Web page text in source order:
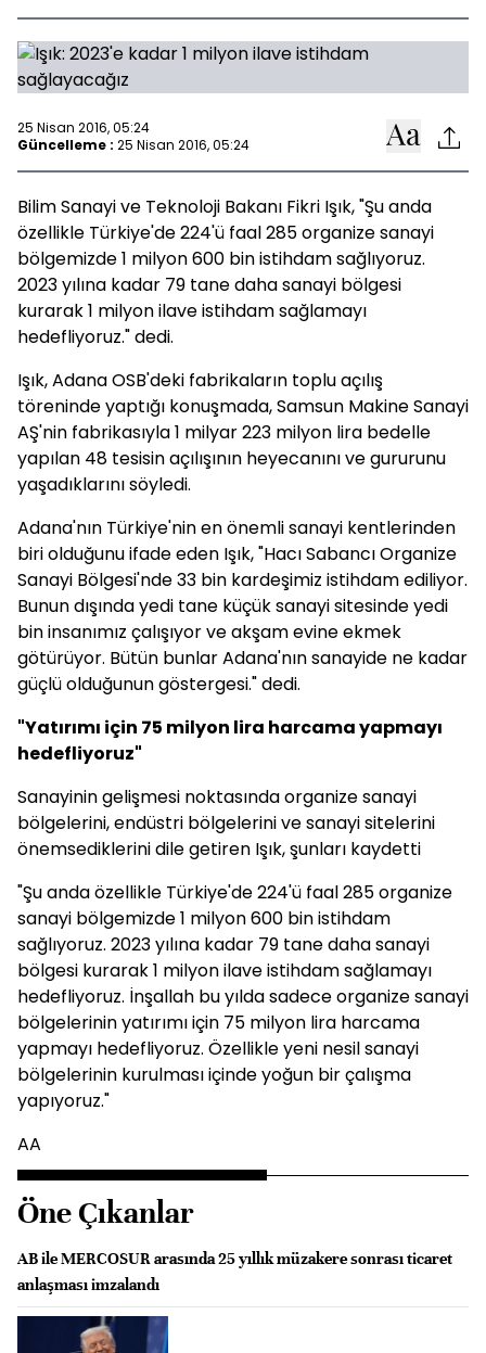
25 Nisan 2016, 05:24
Güncelleme : 25 Nisan 2016, 05:24
Bilim Sanayi ve Teknoloji Bakanı Fikri Işık, "Şu anda
özellikle Türkiye'de 224'ü faal 285 organize sanayi
bölgemizde 1 milyon 600 bin istihdam sağlıyoruz.
2023 yılına kadar 79 tane daha sanayi bölgesi
kurarak 1 milyon ilave istihdam sağlamayı
hedefliyoruz." dedi.
Işık, Adana OSB'deki fabrikaların toplu açılış
töreninde yaptığı konuşmada, Samsun Makine Sanayi
AŞ'nin fabrikasıyla 1 milyar 223 milyon lira bedelle
yapılan 48 tesisin açılışının heyecanını ve gururunu
yaşadıklarını söyledi.
Adana'nın Türkiye'nin en önemli sanayi kentlerinden
biri olduğunu ifade eden Işık, "Hacı Sabancı Organize
Sanayi Bölgesi'nde 33 bin kardeşimiz istihdam ediliyor.
Bunun dışında yedi tane küçük sanayi sitesinde yedi
bin insanımız çalışıyor ve akşam evine ekmek
götürüyor. Bütün bunlar Adana'nın sanayide ne kadar
güçlü olduğunun göstergesi." dedi.
"Yatırımı için 75 milyon lira harcama yapmayı
hedefliyoruz"
Sanayinin gelişmesi noktasında organize sanayi
bölgelerini, endüstri bölgelerini ve sanayi sitelerini
önemsediklerini dile getiren Işık, şunları kaydetti
"Şu anda özellikle Türkiye'de 224'ü faal 285 organize
sanayi bölgemizde 1 milyon 600 bin istihdam
sağlıyoruz. 2023 yılına kadar 79 tane daha sanayi
bölgesi kurarak 1 milyon ilave istihdam sağlamayı
hedefliyoruz. İnşallah bu yılda sadece organize sanayi
bölgelerinin yatırımı için 75 milyon lira harcama
yapmayı hedefliyoruz. Özellikle yeni nesil sanayi
bölgelerinin kurulması içinde yoğun bir çalışma
yapıyoruz."
AA
Öne Çıkanlar
AB ile MERCOSUR arasında 25 yıllık müzakere sonrası ticaret
anlaşması imzalandı